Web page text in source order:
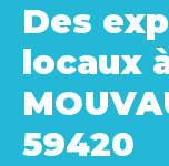
Des
locaux
59420